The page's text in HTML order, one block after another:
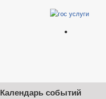
Календарь событий